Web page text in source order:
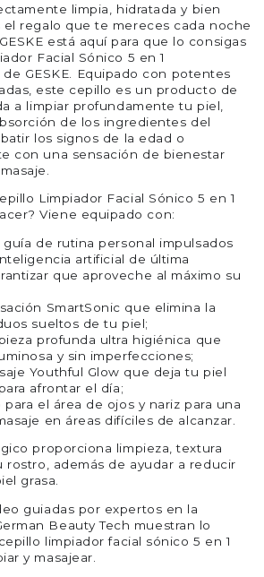
limpia, hidratada y bien
el regalo que te mereces cada noche
está aquí para que lo consigas
Facial Sónico 5 en 1
GESKE. Equipado con potentes
este cepillo es un producto de
a limpiar profundamente tu piel,
de los ingredientes del
los signos de la edad o
con una sensación de bienestar
Limpiador Facial Sónico 5 en 1
Viene equipado con:
de rutina personal impulsados
artificial de última
que aproveche al máximo su
SmartSonic que elimina la
sueltos de tu piel;
profunda ultra higiénica que
y sin imperfecciones;
Youthful Glow que deja tu piel
afrontar el día;
el área de ojos y nariz para una
en áreas difíciles de alcanzar.
proporciona limpieza, textura
rostro, además de ayudar a reducir
grasa.
guiadas por expertos en la
Beauty Tech muestran lo
limpiador facial sónico 5 en 1
y masajear.